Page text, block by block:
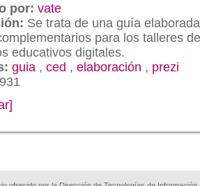
por: vate
Se trata de una guía
para los talleres
educativos digitales.
guia , ced , elaboración , prezi